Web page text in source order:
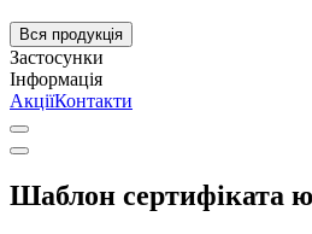
Вся продукція
Застосунки
Інформація
АкціїКонтакти
Шаблон сертифіката